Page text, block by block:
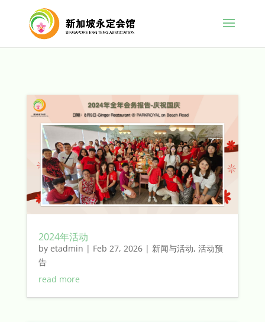
2024年活动
by etadmin | Feb 27, 2026| 新闻与活动, 活动预
告
read more